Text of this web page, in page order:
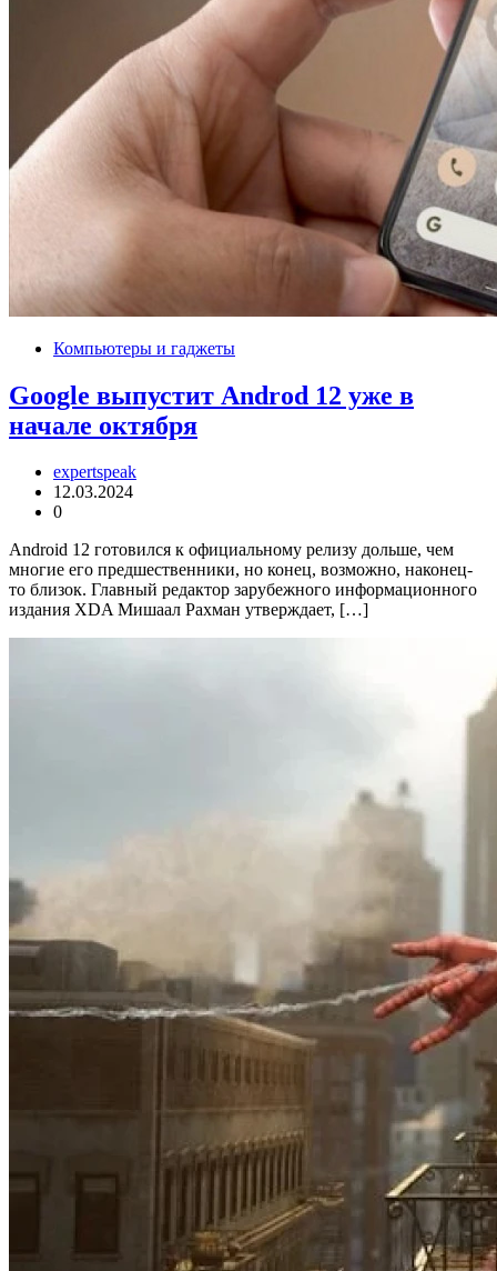
Компьютеры и гаджеты
Google выпустит Androd 12 уже в
начале октября
expertspeak
12.03.2024
0
Android 12 готовился к официальному релизу дольше, чем
многие его предшественники, но конец, возможно, наконец-
то близок. Главный редактор зарубежного информационного
издания XDA Мишаал Рахман утверждает, […]